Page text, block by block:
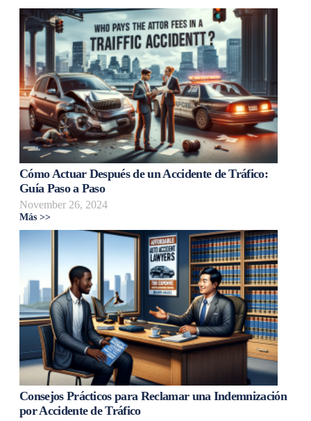
Cómo Actuar Después de un Accidente de Tráfico:
Guía Paso a Paso
November 26, 2024
Más >>
Consejos Prácticos para Reclamar una Indemnización
por Accidente de Tráfico